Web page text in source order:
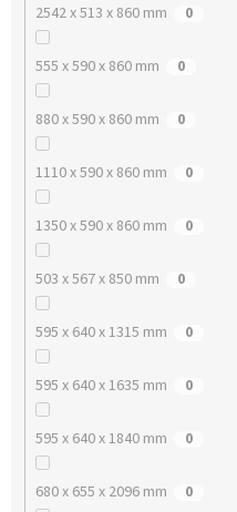
2542 x 513 x 860 mm 0
555 x 590 x 860 mm 0
880 x 590 x 860 mm 0
1110 x 590 x 860 mm 0
1350 x 590 x 860 mm 0
503 x 567 x 850 mm 0
595 x 640 x 1315 mm 0
595 x 640 x 1635 mm 0
595 x 640 x 1840 mm 0
680 x 655 x 2096 mm 0